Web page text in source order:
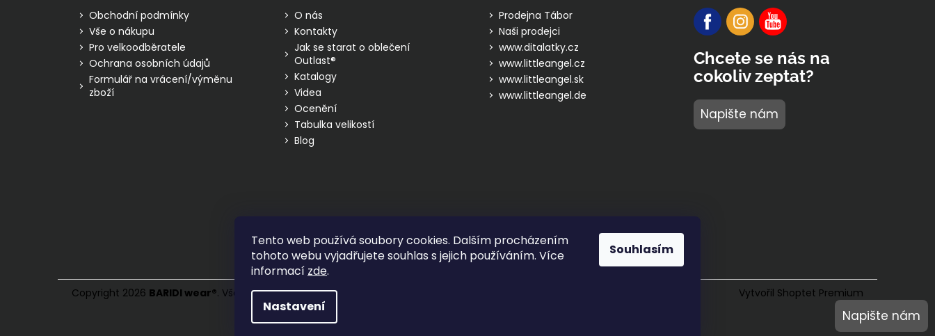
Tento web používá soubory cookies. Dalším procházením
tohoto webu vyjadřujete souhlas s jejich používáním. Více
informací zde.
Nastavení
Souhlasím
Obchodní podmínky
Vše o nákupu
Pro velkoodběratele
Ochrana osobních údajů
Formulář na vrácení/výměnu
zboží
O nás
Kontakty
Jak se starat o oblečení
Outlast®
Katalogy
Videa
Ocenění
Tabulka velikostí
Blog
Prodejna Tábor
Naši prodejci
www.ditalatky.cz
www.littleangel.cz
www.littleangel.sk
www.littleangel.de
Chcete se nás na
cokoliv zeptat?
Napište nám
Vytvořil Shoptet Premium
Copyright 2026 BARIDI wear®. Všechna práva vyhrazena.
Napište nám